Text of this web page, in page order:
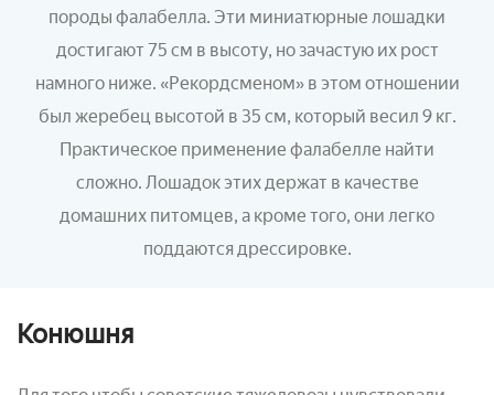
породы фалабелла. Эти миниатюрные лошадки
достигают 75 см в высоту, но зачастую их рост
намного ниже. «Рекордсменом» в этом отношении
был жеребец высотой в 35 см, который весил 9 кг.
Практическое применение фалабелле найти
сложно. Лошадок этих держат в качестве
домашних питомцев, а кроме того, они легко
поддаются дрессировке.
Конюшня